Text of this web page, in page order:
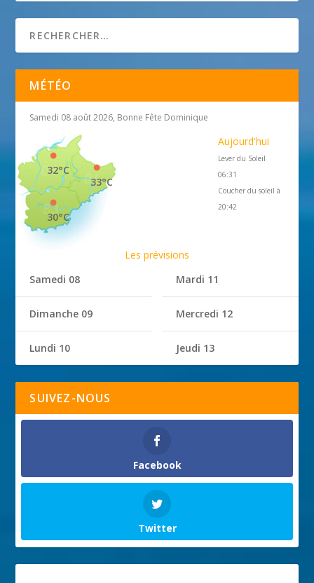
MÉTÉO
Samedi 08 août 2026, Bonne Fête Dominique
33°C
32°C
30°C
Aujourd'hui
Lever du Soleil
06:31
Coucher du soleil à
20:42
Les prévisions
Samedi 08
Dimanche 09
Lundi 10
Mardi 11
Mercredi 12
Jeudi 13
SUIVEZ-NOUS
Facebook
Twitter